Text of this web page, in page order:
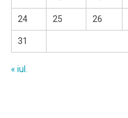
24 25 26
31
« iul.